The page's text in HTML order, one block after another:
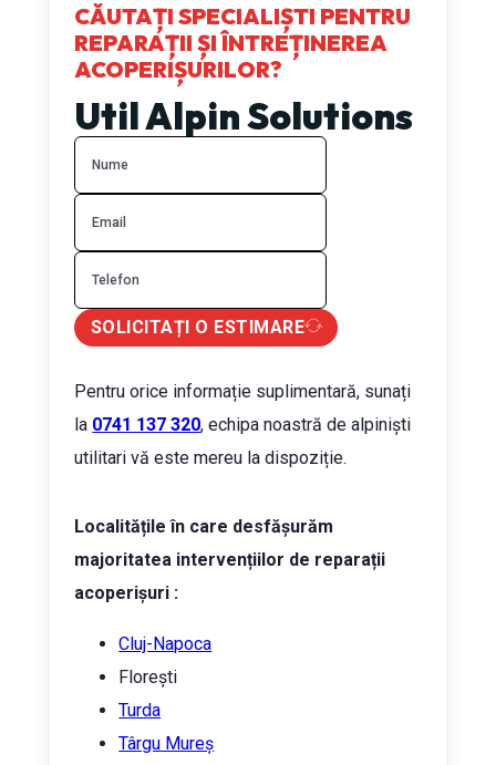
CĂUTAȚI SPECIALIȘTI PENTRU
REPARAȚII ȘI ÎNTREȚINEREA
ACOPERIȘURILOR?
Util Alpin Solutions
SOLICITAȚI O ESTIMARE
Pentru orice informație suplimentară, sunați
la 0741 137 320, echipa noastră de alpiniști
utilitari vă este mereu la dispoziție.
Localitățile în care desfășurăm
majoritatea intervențiilor de reparații
acoperișuri :
Cluj-Napoca
Florești
Turda
Târgu Mureș